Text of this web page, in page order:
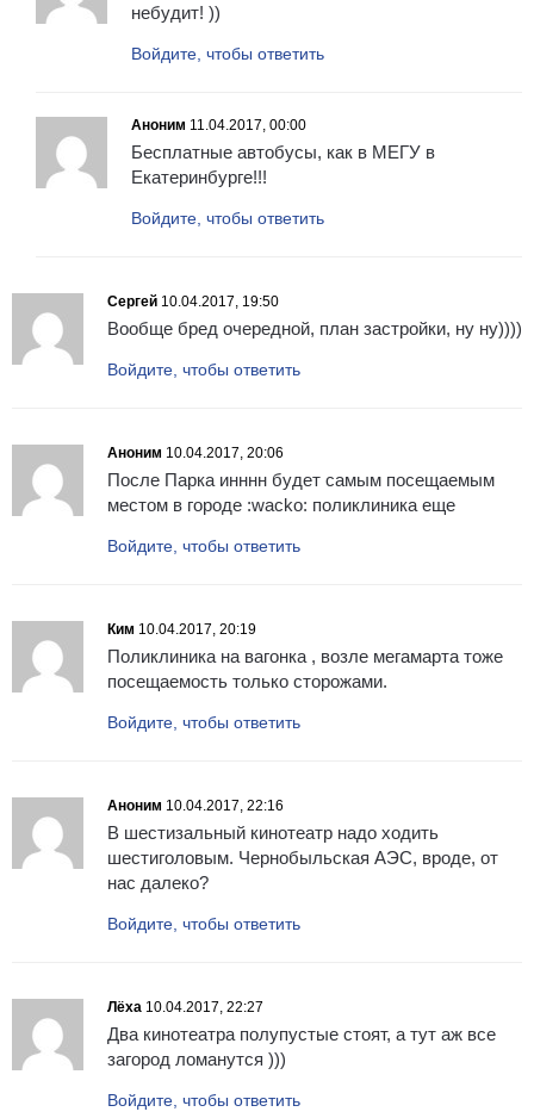
небудит! ))
Войдите, чтобы ответить
Аноним 11.04.2017, 00:00
Бесплатные автобусы, как в МЕГУ в
Екатеринбурге!!!
Войдите, чтобы ответить
Сергей 10.04.2017, 19:50
Вообще бред очередной, план застройки, ну ну))))
Войдите, чтобы ответить
Аноним 10.04.2017, 20:06
После Парка инннн будет самым посещаемым
местом в городе :wacko: поликлиника еще
Войдите, чтобы ответить
Ким 10.04.2017, 20:19
Поликлиника на вагонка , возле мегамарта тоже
посещаемость только сторожами.
Войдите, чтобы ответить
Аноним 10.04.2017, 22:16
В шестизальный кинотеатр надо ходить
шестиголовым. Чернобыльская АЭС, вроде, от
нас далеко?
Войдите, чтобы ответить
Лёха 10.04.2017, 22:27
Два кинотеатра полупустые стоят, а тут аж все
загород ломанутся )))
Войдите, чтобы ответить